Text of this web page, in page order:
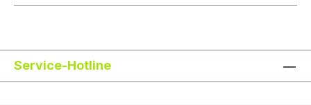
Service-Hotline